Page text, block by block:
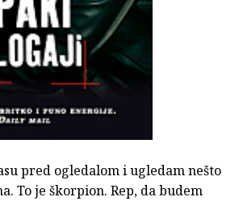
pred ogledalom i ugledam nešto
To je škorpion. Rep, da budem